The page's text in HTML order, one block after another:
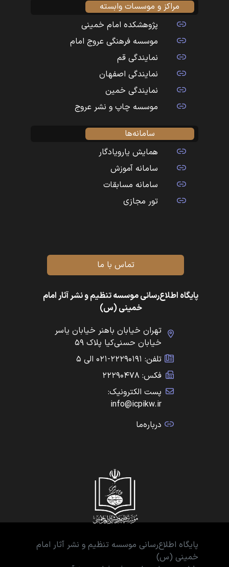
مراکز و موسسات وابسته
پژوهشکده امام خمینی
موسسه فرهنگی عروج امام
نمایندگی قم
نمایندگی اصفهان
نمایندگی خمین
موسسه چاپ و نشر عروج
سامانه‌ها
همایش یارویادگار
سامانه آموزش
سامانه مسابقات
تور مجازی
تماس با ما
پایگاه اطلاع‌رسانی موسسه تنظیم و نشر آثار امام
خمینی (س)
تهران خیابان باهنر خیابان یاسر
خیابان حسنی‌کیا پلاک ۵۹
تلفن: ۲۲۲۹۰۱۹۱-۰۲۱ الی ۵
فکس: ۲۲۲۹۰۴۷۸
پست الکترونیک:
info@icpikw.ir
درباره‌ما
پایگاه اطلاع‌رسانی موسسه تنظیم و نشر آثار امام
خمینی (س)